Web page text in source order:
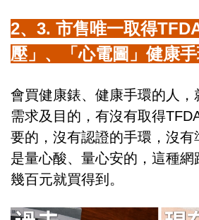
2、3. 市售唯一取得
壓」、「心電圖」健康
會買健康錶、健康手環的人，
需求及目的，有沒有取得
要的，沒有認證的手環，沒有
是量心酸、量心安的，這種網
幾百元就買得到。